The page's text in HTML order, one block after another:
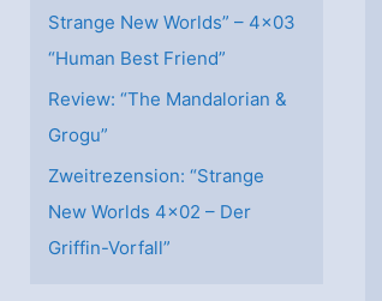
Strange New Worlds” – 4×03
“Human Best Friend”
Review: “The Mandalorian &
Grogu”
Zweitrezension: “Strange
New Worlds 4×02 – Der
Griffin-Vorfall”